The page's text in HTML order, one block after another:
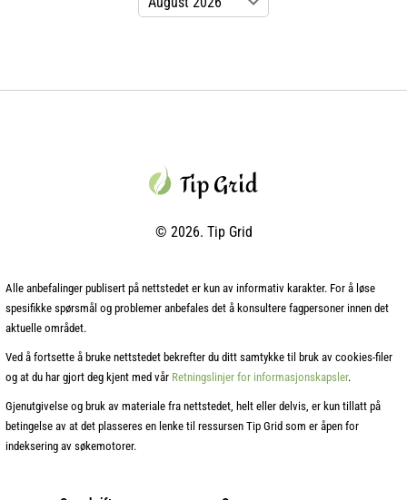
© 2026. Tip Grid
Alle anbefalinger publisert på nettstedet er kun av informativ karakter. For å løse
spesifikke spørsmål og problemer anbefales det å konsultere fagpersoner innen det
aktuelle området.
Ved å fortsette å bruke nettstedet bekrefter du ditt samtykke til bruk av cookies‑filer
og at du har gjort deg kjent med vår Retningslinjer for informasjonskapsler.
Gjenutgivelse og bruk av materiale fra nettstedet, helt eller delvis, er kun tillatt på
betingelse av at det plasseres en lenke til ressursen Tip Grid som er åpen for
indeksering av søkemotorer.